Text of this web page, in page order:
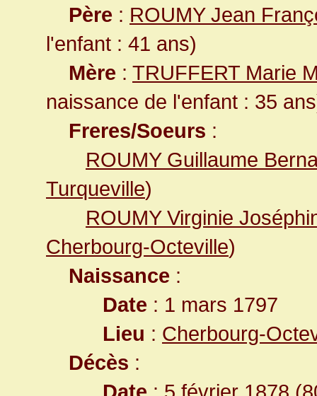
Père : ROUMY Jean
l'enfant : 41 ans)
Mère : TRUFFERT Marie
naissance de l'enfant : 35
Freres/Soeurs :
ROUMY Guillaume
Turqueville)
ROUMY Virginie
Cherbourg-Octeville)
Naissance :
Date : 1 mars 1797
Lieu : Cherbourg-
Décès :